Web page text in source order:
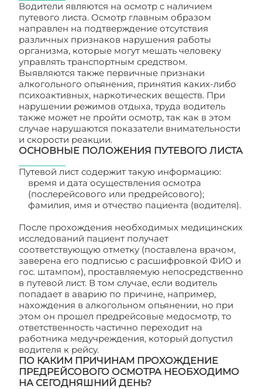
Водители являются на осмотр с наличием
путевого листа. Осмотр главным образом
направлен на подтверждение отсутствия
различных признаков нарушения работы
организма, которые могут мешать человеку
управлять транспортным средством.
Выявляются также первичные признаки
алкогольного опьянения, принятия каких-либо
психоактивных, наркотических веществ. При
нарушении режимов отдыха, труда водитель
также может не пройти осмотр, так как в этом
случае нарушаются показатели внимательности
и скорости реакции.
ОСНОВНЫЕ ПОЛОЖЕНИЯ ПУТЕВОГО ЛИСТА
Путевой лист содержит такую информацию:
время и дата осуществления осмотра
(послерейсового или предрейсового);
фамилия, имя и отчество пациента (водителя).
После прохождения необходимых медицинских
исследований пациент получает
соответствующую отметку (поставлена врачом,
заверена его подписью с расшифровкой ФИО и
гос. штампом), проставляемую непосредственно
в путевой лист. В том случае, если водитель
попадает в аварию по причине, например,
нахождения в алкогольном опьянении, но при
этом он прошел предрейсовые медосмотр, то
ответственность частично переходит на
работника медучреждения, который допустил
водителя к рейсу.
ПО КАКИМ ПРИЧИНАМ ПРОХОЖДЕНИЕ
ПРЕДРЕЙСОВОГО ОСМОТРА НЕОБХОДИМО
НА СЕГОДНЯШНИЙ ДЕНЬ?